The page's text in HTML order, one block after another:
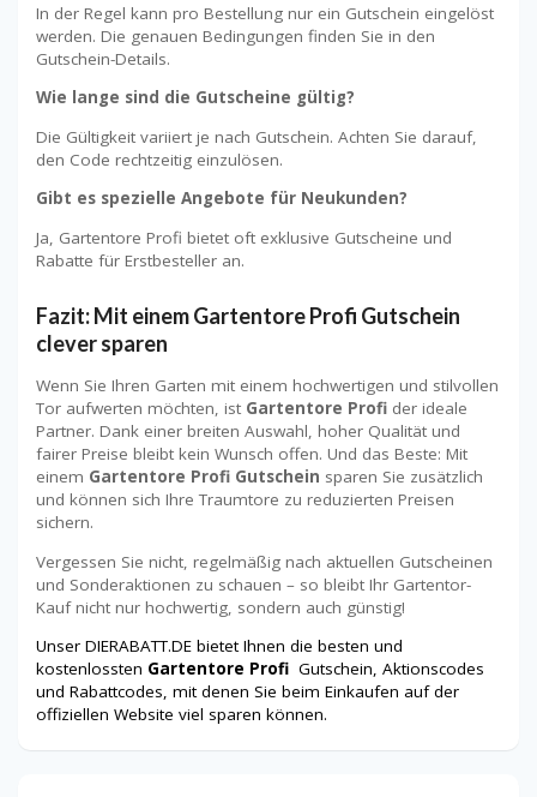
In der Regel kann pro Bestellung nur ein Gutschein eingelöst
werden. Die genauen Bedingungen finden Sie in den
Gutschein-Details.
Wie lange sind die Gutscheine gültig?
Die Gültigkeit variiert je nach Gutschein. Achten Sie darauf,
den Code rechtzeitig einzulösen.
Gibt es spezielle Angebote für Neukunden?
Ja, Gartentore Profi bietet oft exklusive Gutscheine und
Rabatte für Erstbesteller an.
Fazit: Mit einem Gartentore Profi Gutschein
clever sparen
Wenn Sie Ihren Garten mit einem hochwertigen und stilvollen
Tor aufwerten möchten, ist Gartentore Profi der ideale
Partner. Dank einer breiten Auswahl, hoher Qualität und
fairer Preise bleibt kein Wunsch offen. Und das Beste: Mit
einem Gartentore Profi Gutschein sparen Sie zusätzlich
und können sich Ihre Traumtore zu reduzierten Preisen
sichern.
Vergessen Sie nicht, regelmäßig nach aktuellen Gutscheinen
und Sonderaktionen zu schauen – so bleibt Ihr Gartentor-
Kauf nicht nur hochwertig, sondern auch günstig!
Unser DIERABATT.DE bietet Ihnen die besten und
kostenlossten Gartentore Profi Gutschein, Aktionscodes
und Rabattcodes, mit denen Sie beim Einkaufen auf der
offiziellen Website viel sparen können.